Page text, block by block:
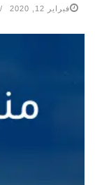
فبراير 12, 2020